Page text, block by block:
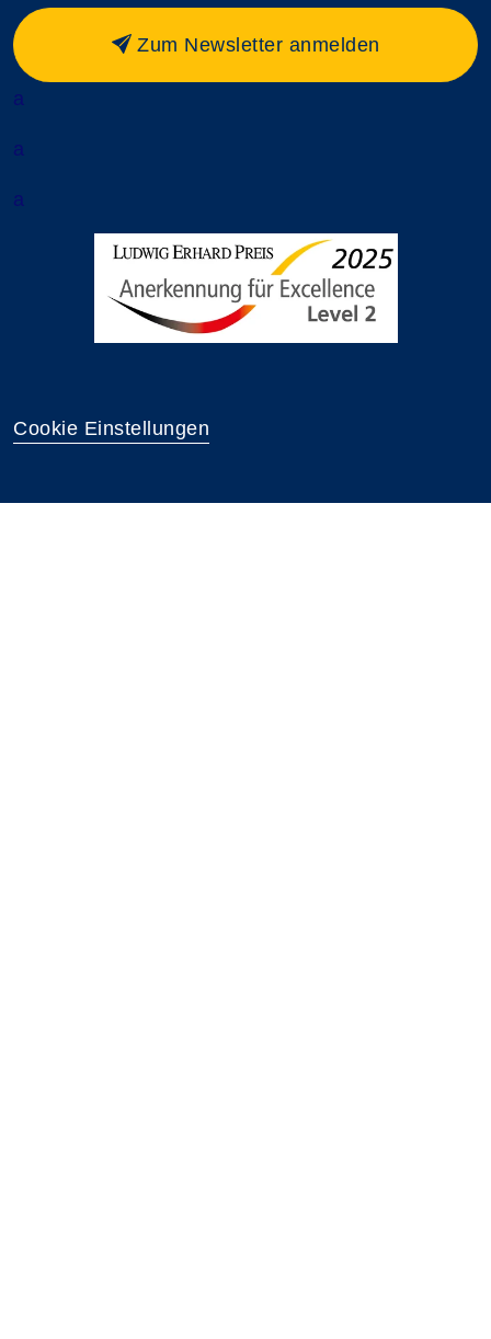
Zum Newsletter anmelden
a
a
a
Cookie Einstellungen